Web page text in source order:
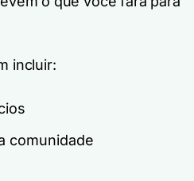
incluir:
comunidade